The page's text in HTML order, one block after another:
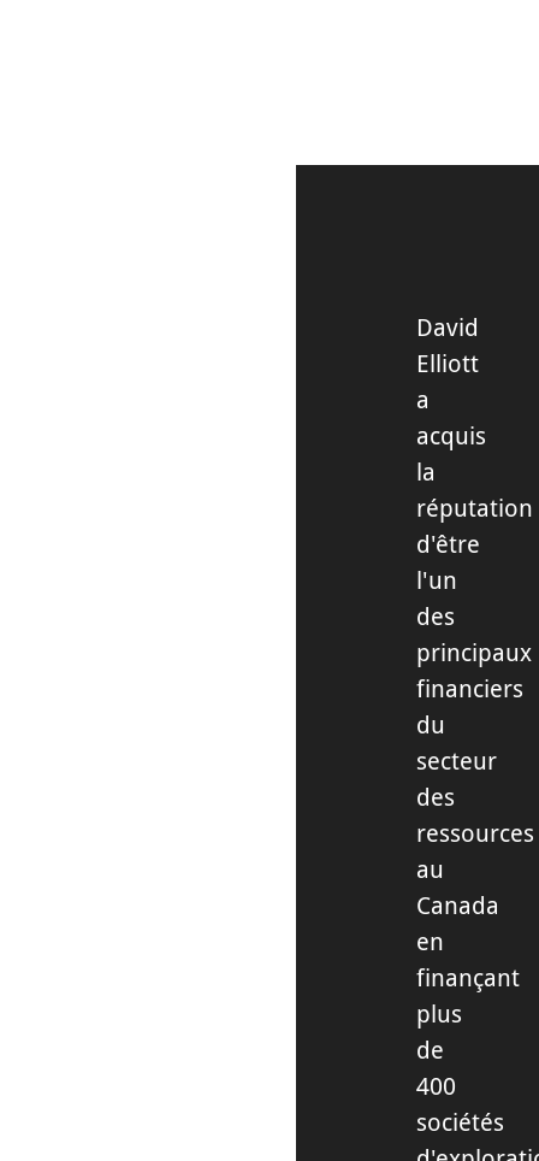
David
Elliott
a
acquis
la
réputation
d'être
l'un
des
principaux
financiers
du
secteur
des
ressources
au
Canada
en
finançant
plus
de
400
sociétés